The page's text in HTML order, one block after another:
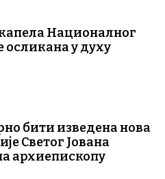
Националног
осликана у духу
бити изведена нова
Светог Јована
архиепископу